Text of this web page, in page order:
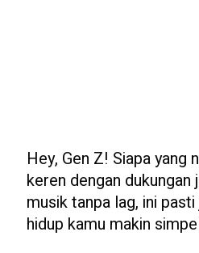
Hey, Gen Z! Siapa yang
keren dengan
musik tanpa lag, ini
hidup kamu makin